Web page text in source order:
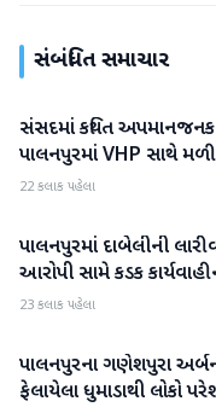
સંબંધિત સમાચાર
બનાસકાંઠા
સંસદમાં કથિત
પાલનપુરમાં VHP સાથે
22 કલાક પહેલા
બનાસકાંઠા
પાલનપુરમાં દાબેલીની
આરોપી સામે કડક
23 કલાક પહેલા
બનાસકાંઠા
પાલનપુરના ગણેશપુરા
ફેલાયેલા ધુમાડાથી લોકો